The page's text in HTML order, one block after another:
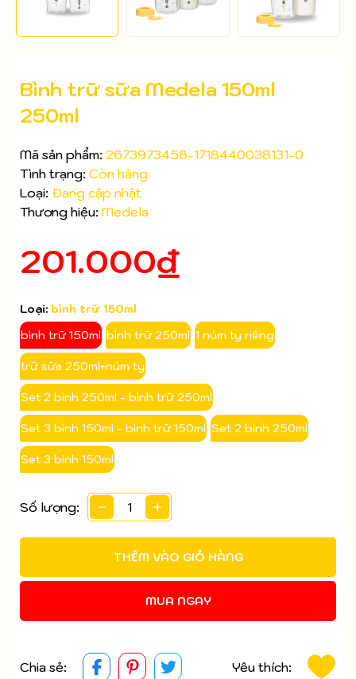
Bình trữ sữa Medela 150ml
250ml
Mã sản phẩm: 2673973458-1718440038131-0
Tình trạng: Còn hàng
Loại: Đang cập nhật
Thương hiệu: Medela
201.000₫
Loại: bình trữ 150ml
bình trữ 150ml bình trữ 250ml 1 núm ty riêng
trữ sữa 250ml+núm ty
Set 2 bình 250ml - bình trữ 250ml
Set 3 bình 150ml - bình trữ 150ml Set 2 bình 250ml
Set 3 bình 150ml
Số lượng:
THÊM VÀO GIỎ HÀNG
MUA NGAY
Mã giảm giá:
Ngày hết hạn:
Điều kiện:
Chia sẻ: Yêu thích: